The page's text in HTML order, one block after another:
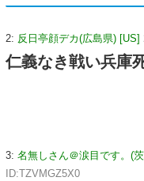
2: 反日亭顔デカ(広島県) [US]
仁義なき戦い兵庫
3: 名無しさん＠涙目です。(
ID:TZVMGZ5X0